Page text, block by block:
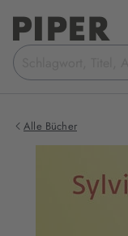
Suchbegriff
eingeben
Alle Bücher